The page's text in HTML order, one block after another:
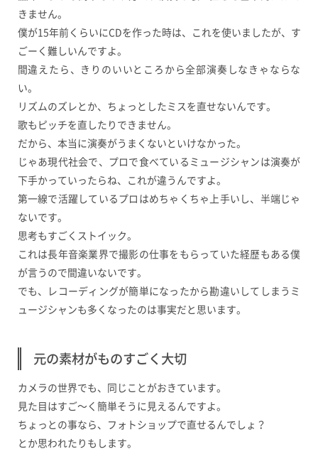
きません。
僕が15年前くらいにCDを作った時は、これを使いましたが、す
ごーく難しいんですよ。
間違えたら、きりのいいところから全部演奏しなきゃならな
い。
リズムのズレとか、ちょっとしたミスを直せないんです。
歌もピッチを直したりできません。
だから、本当に演奏がうまくないといけなかった。
じゃあ現代社会で、プロで食べているミュージシャンは演奏が
下手かっていったらね、これが違うんですよ。
第一線で活躍しているプロはめちゃくちゃ上手いし、半端じゃ
ないです。
思考もすごくストイック。
これは長年音楽業界で撮影の仕事をもらっていた経歴もある僕
が言うので間違いないです。
でも、レコーディングが簡単になったから勘違いしてしまうミ
ュージシャンも多くなったのは事実だと思います。
元の素材がものすごく大切
カメラの世界でも、同じことがおきています。
見た目はすご〜く簡単そうに見えるんですよ。
ちょっとの事なら、フォトショップで直せるんでしょ？
とか思われたりもします。